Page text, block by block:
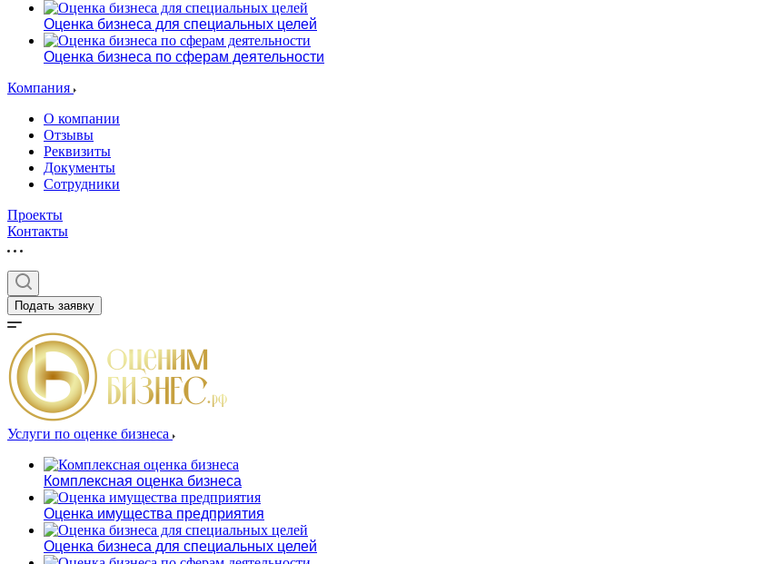
Оценка бизнеса для специальных целей
Оценка бизнеса по сферам деятельности
Компания
О компании
Отзывы
Реквизиты
Документы
Сотрудники
Проекты
Контакты
Подать заявку
Услуги по оценке бизнеса
Комплексная оценка бизнеса
Оценка имущества предприятия
Оценка бизнеса для специальных целей
Анапа
Ангарск
Анжеро-Судженск
Апатиты